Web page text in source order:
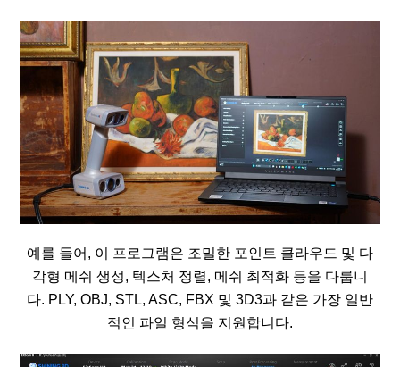
예를 들어, 이 프로그램은 조밀한 포인트 클라우드 및 다
각형 메쉬 생성, 텍스처 정렬, 메쉬 최적화 등을 다룹니
다. PLY, OBJ, STL, ASC, FBX 및 3D3과 같은 가장 일반
적인 파일 형식을 지원합니다.